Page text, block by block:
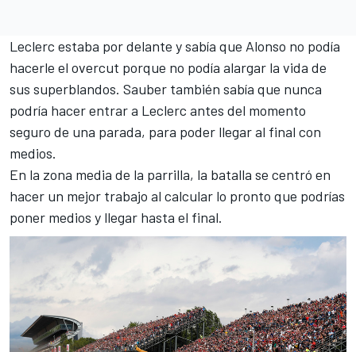
Leclerc estaba por delante y sabía que Alonso no podía
hacerle el overcut porque no podía alargar la vida de
sus superblandos. Sauber también sabía que nunca
podría hacer entrar a Leclerc antes del momento
seguro de una parada, para poder llegar al final con
medios.
En la zona media de la parrilla, la batalla se centró en
hacer un mejor trabajo al calcular lo pronto que podrías
poner medios y llegar hasta el final.